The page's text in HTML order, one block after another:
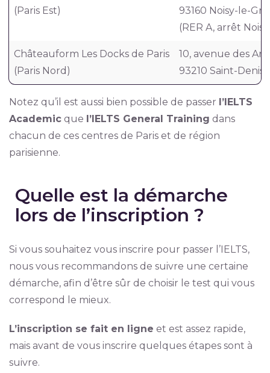
(Paris Est)
93160 Noisy-le-
(RER A, arrêt
Châteauform Les Docks de Paris
(Paris Nord)
10, avenue des
93210 Saint-Denis
Notez qu’il est aussi bien possible de passer l’IELTS
Academicque l’IELTS General Training dans
chacun de ces centres de Paris et de région
parisienne.
Quelle est la démarche
lors de l’inscription ?
Si vous souhaitez vous inscrire pour passer l’IELTS,
nous vous recommandons de suivre une certaine
démarche, afin d’être sûr de choisir le test qui vous
correspond le mieux.
L’inscription se fait en ligne et est assez rapide,
mais avant de vous inscrire quelques étapes sont à
suivre.